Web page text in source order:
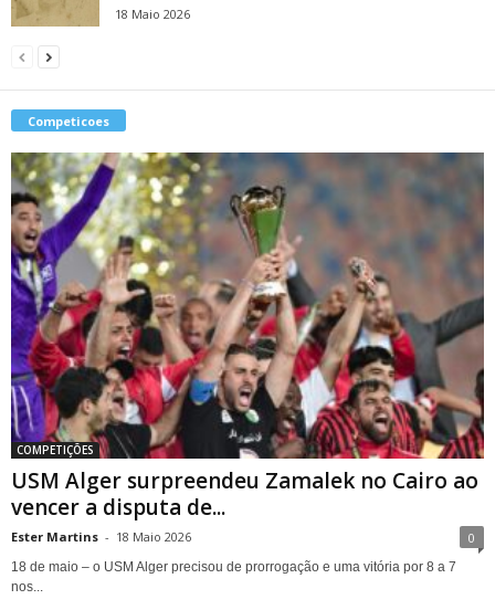
18 Maio 2026
Competicoes
COMPETIÇÕES
USM Alger surpreendeu Zamalek no Cairo ao
vencer a disputa de...
Ester Martins - 18 Maio 2026 0
18 de maio – o USM Alger precisou de prorrogação e uma vitória por 8 a 7
nos...